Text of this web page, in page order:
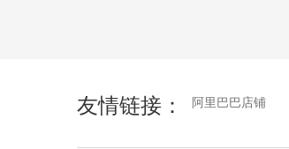
友情链接： 阿里巴巴店铺